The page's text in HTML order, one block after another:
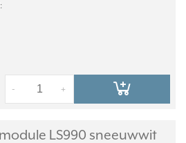
+
-
LS990 sneeuwwit